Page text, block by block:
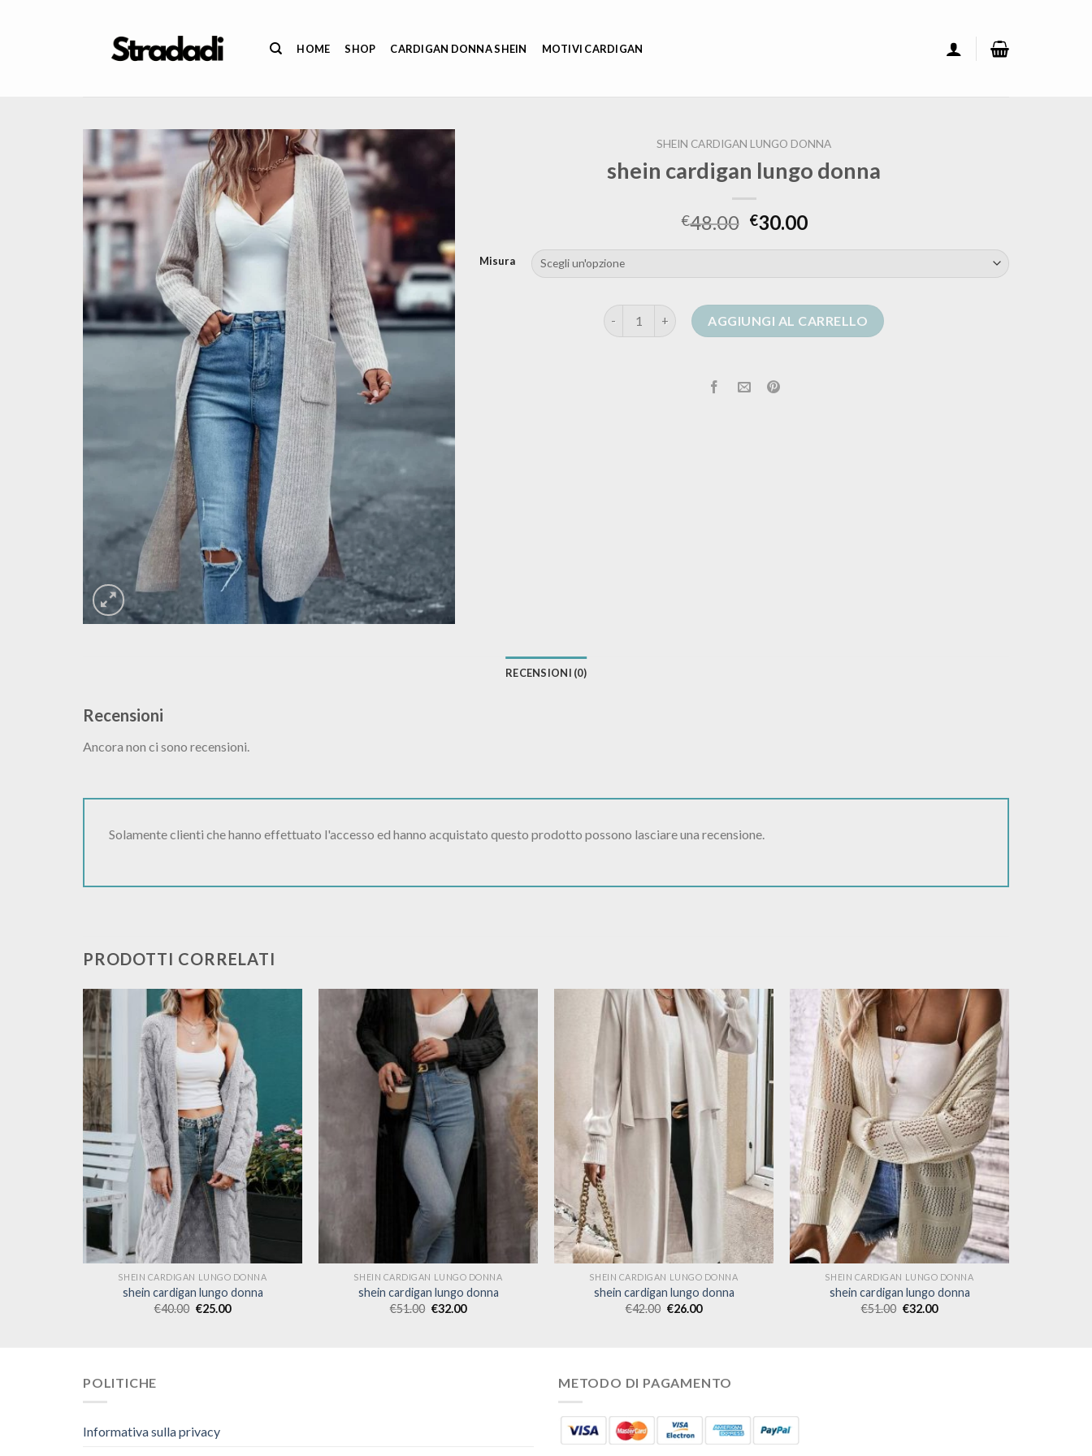
HOME SHOP CARDIGAN DONNA SHEIN MOTIVI CARDIGAN
SHEIN CARDIGAN LUNGO DONNA
shein cardigan lungo donna
€48.00 €30.00
Misura
shein cardigan lungo donna quantità
AGGIUNGI AL CARRELLO
RECENSIONI (0)
Recensioni
Ancora non ci sono recensioni.
Solamente clienti che hanno effettuato l'accesso ed hanno acquistato questo prodotto possono lasciare una recensione.
PRODOTTI CORRELATI
SHEIN CARDIGAN LUNGO DONNA
shein cardigan lungo donna
€40.00 €25.00
SHEIN CARDIGAN LUNGO DONNA
shein cardigan lungo donna
€51.00 €32.00
SHEIN CARDIGAN LUNGO DONNA
shein cardigan lungo donna
€42.00 €26.00
SHEIN CARDIGAN LUNGO DONNA
shein cardigan lungo donna
€51.00 €32.00
POLITICHE
Informativa sulla privacy
METODO DI PAGAMENTO